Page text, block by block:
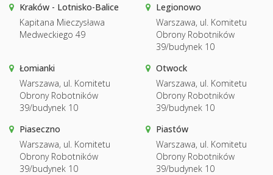
Kraków - Lotnisko-Balice
Kapitana Mieczysława
Medweckiego 49
Legionowo
Warszawa, ul. Komitetu
Obrony Robotników
39/budynek 10
Łomianki
Warszawa, ul. Komitetu
Obrony Robotników
39/budynek 10
Otwock
Warszawa, ul. Komitetu
Obrony Robotników
39/budynek 10
Piaseczno
Warszawa, ul. Komitetu
Obrony Robotników
39/budynek 10
Piastów
Warszawa, ul. Komitetu
Obrony Robotników
39/budynek 10